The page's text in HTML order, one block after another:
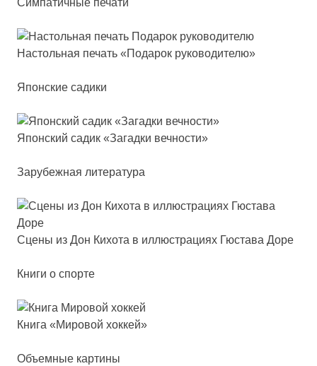
Симпатичные печати
Нас­толь­ная пе­чать «Пода­рок ру­ко­во­ди­те­лю»
Японские садики
Япон­ский са­дик «Загад­ки веч­нос­ти»
Зарубежная литература
Сце­ны из Дон Кихо­та в ил­люс­тра­ци­ях Гюс­та­ва Доре
Книги о спорте
Кни­га «Миро­вой хок­кей»
Объемные картины